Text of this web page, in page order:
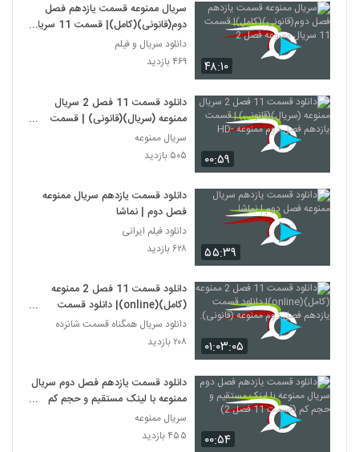
۴۸:۱۰
سریال ممنوعه قسمت یازدهم فصل
دوم(قانونی)(کامل)| قسمت 11 سریال
ممنوعه فصل 2
دانلود سریال و فیلم
۴۶۹ بازدید
۰۰:۵۹
دانلود قسمت 11 فصل 2 سریال
ممنوعه (سریال)(قانونی) | قسمت
یازدهم فصل دوم ممنوعه -HD
سریال ممنوعه
۵۰۵ بازدید
۵۵:۳۹
دانلود قسمت یازدهم سریال ممنوعه
فصل دوم | نماشا
دانلود فیلم ایرانی
۶۲۸ بازدید
۰۱:۰۳:۰۵
دانلود قسمت 11 فصل 2 ممنوعه
(کامل)(online)| دانلود قسمت
یازدهم فصل دوم ممنوعه (قانونی).
دانلود سریال همگناه قسمت شانزده
۲۰۸ بازدید
۰۰:۵۴
دانلود قسمت یازدهم فصل دوم سریال
ممنوعه با لینک مستقیم و حجم کم
(قسمت 11 فصل 2)
سریال ممنوعه
۴۵۵ بازدید